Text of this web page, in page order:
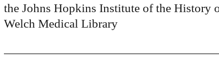
the Johns Hopkins Institute of the History
Welch Medical Library